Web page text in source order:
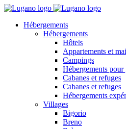
Hébergements
Hébergements
Hôtels
Appartements et
Campings
Hébergements pour
Cabanes et refuges
Cabanes et refuges
Hébergements
Villages
Bigorio
Breno